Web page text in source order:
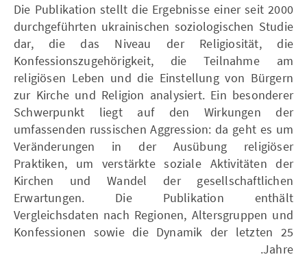
Die Publikation stellt die Ergebnisse einer seit 2000
durchgeführten ukrainischen soziologischen Studie
dar, die das Niveau der Religiosität, die
Konfessionszugehörigkeit, die Teilnahme am
religiösen Leben und die Einstellung von Bürgern
zur Kirche und Religion analysiert. Ein besonderer
Schwerpunkt liegt auf den Wirkungen der
umfassenden russischen Aggression: da geht es um
Veränderungen in der Ausübung religiöser
Praktiken, um verstärkte soziale Aktivitäten der
Kirchen und Wandel der gesellschaftlichen
Erwartungen. Die Publikation enthält
Vergleichsdaten nach Regionen, Altersgruppen und
Konfessionen sowie die Dynamik der letzten 25
Jahre.